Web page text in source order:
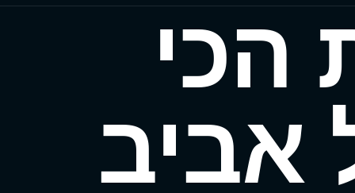
הכי
אביב